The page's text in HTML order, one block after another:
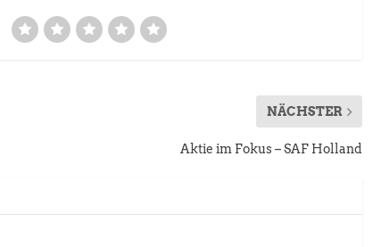
NÄCHSTER
Aktie im Fokus – SAF Holland